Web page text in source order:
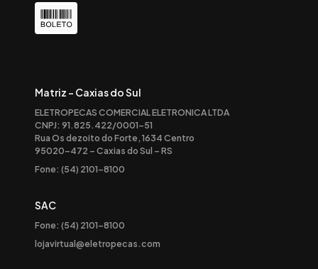
Matriz - Caxias do Sul
ELETROPECAS COMERCIAL ELETRONICA LTDA
CNPJ: 91.825.422/0001-51
Rua Os dezoito do Forte, 1634 Centro
95020-472 – Caxias do Sul – RS
Fone: (54) 2101-8100
SAC
Fone: (54) 2101-8100
lojavirtual@eletropecas.com